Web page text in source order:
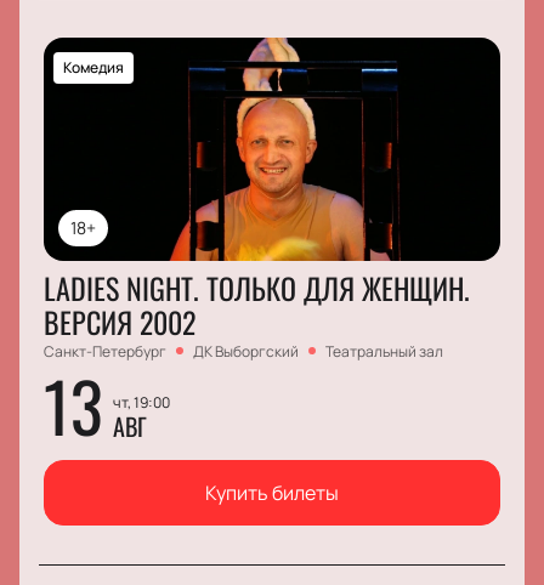
18+
Комедия
LADIES NIGHT. ТОЛЬКО ДЛЯ ЖЕНЩИН.
ВЕРСИЯ 2002
Санкт-Петербург ДК Выборгский Театральный зал
13 чт, 19:00
АВГ
Купить билеты